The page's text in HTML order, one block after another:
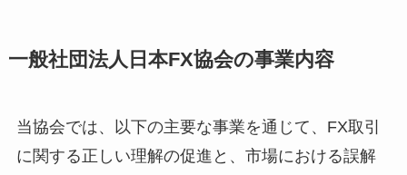
一般社団法人日本FX協会の事業内容
当協会では、以下の主要な事業を通じて、FX取引
に関する正しい理解の促進と、市場における誤解